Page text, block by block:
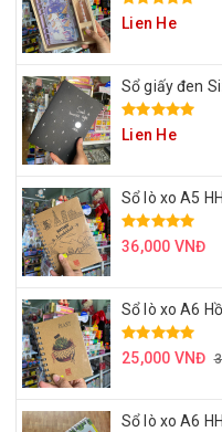
Lien He
Sổ giấy đen
Lien He
Sổ lò xo A5
36,000 VNĐ
Sổ lò xo A6
25,000 VNĐ
Sổ lò xo A6